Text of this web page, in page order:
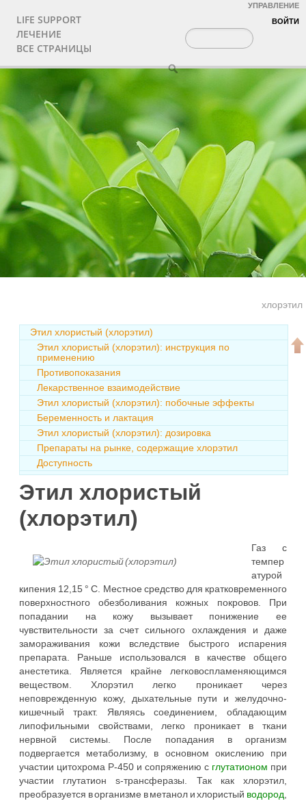
УПРАВЛЕНИЕ
ВОЙТИ
LIFE SUPPORT
ЛЕЧЕНИЕ
ВСЕ СТРАНИЦЫ
хлорэтил
Этил хлористый (хлорэтил)
Этил хлористый (хлорэтил): инструкция по
применению
Противопоказания
Лекарственное взаимодействие
Этил хлористый (хлорэтил): побочные эффекты
Беременность и лактация
Этил хлористый (хлорэтил): дозировка
Препараты на рынке, содержащие хлорэтил
Доступность
Этил хлористый
(хлорэтил)
Газ с
темпер
атурой
кипения 12,15 ° C. Местное средство для кратковременного
поверхностного обезболивания кожных покровов. При
попадании на кожу вызывает понижение ее
чувствительности за счет сильного охлаждения и даже
замораживания кожи вследствие быстрого испарения
препарата. Раньше использовался в качестве общего
анестетика. Является крайне легковоспламеняющимся
веществом. Хлорэтил легко проникает через
неповрежденную кожу, дыхательные пути и желудочно-
кишечный тракт. Являясь соединением, обладающим
липофильными свойствами, легко проникает в ткани
нервной системы. После попадания в организм
подвергается метаболизму, в основном окислению при
участии цитохрома Р-450 и сопряжению с глутатионом при
участии глутатион s-трансферазы. Так как хлорэтил,
преобразуется в организме в метанол и хлористый водород,